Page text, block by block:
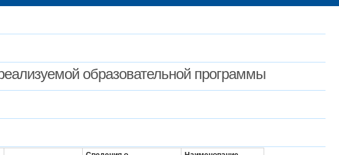
образовательной программы